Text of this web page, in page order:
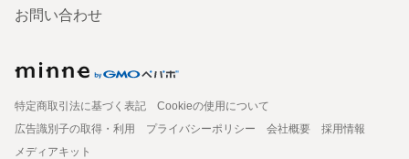
お問い合わせ
特定商取引法に基づく表記
Cookieの使用について
広告識別子の取得・利用
プライバシーポリシー 会社概要
採用情報
メディアキット